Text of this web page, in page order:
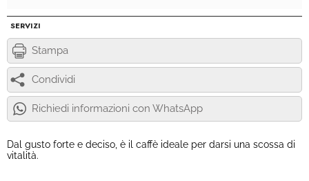
SERVIZI
Stampa
Condividi
Richiedi informazioni con WhatsApp
Dal gusto forte e deciso, è il caffè ideale per darsi una scossa di
vitalità.